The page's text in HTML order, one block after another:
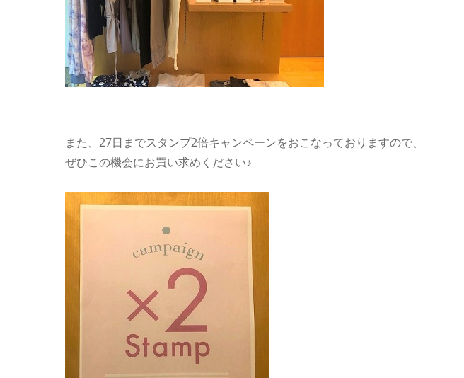
また、27日までスタンプ2倍キャンペーンをおこなっておりますので、
ぜひこの機会にお買い求めください♪